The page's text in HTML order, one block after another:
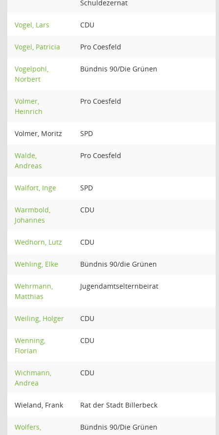
Schuldezernat
Vogel, Lars CDU
Vogel, Patricia Pro Coesfeld
Vogelpohl,
Norbert
Bündnis 90/Die Grünen
Volmer,
Heinrich
Pro Coesfeld
Volmer, Moritz SPD
Walde,
Andreas
Pro Coesfeld
Walfort, Inge SPD
Warmbold,
Johannes
CDU
Wedhorn, Lutz CDU
Wehling, Elke Bündnis 90/die Grünen
Wehrmann,
Matthias
Jugendamtselternbeirat
Weiling, Holger CDU
Wenning,
Florian
CDU
Wichmann,
Andrea
CDU
Wieland, Frank Rat der Stadt Billerbeck
Wolfers,
Bündnis 90/Die Grünen